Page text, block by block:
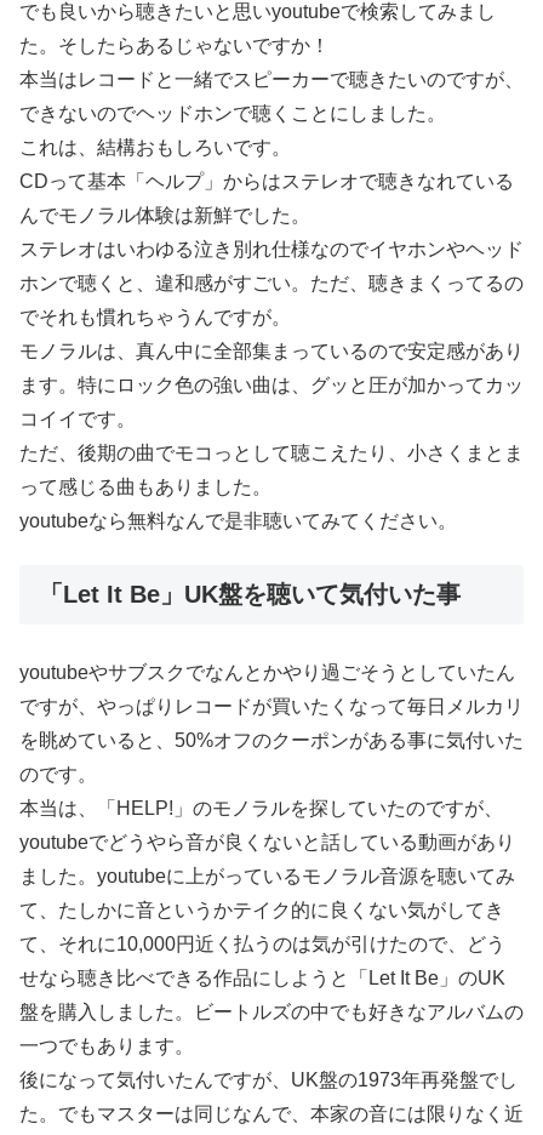
でも良いから聴きたいと思いyoutubeで検索してみまし
た。そしたらあるじゃないですか！
本当はレコードと一緒でスピーカーで聴きたいのですが、
できないのでヘッドホンで聴くことにしました。
これは、結構おもしろいです。
CDって基本「ヘルプ」からはステレオで聴きなれている
んでモノラル体験は新鮮でした。
ステレオはいわゆる泣き別れ仕様なのでイヤホンやヘッド
ホンで聴くと、違和感がすごい。ただ、聴きまくってるの
でそれも慣れちゃうんですが。
モノラルは、真ん中に全部集まっているので安定感があり
ます。特にロック色の強い曲は、グッと圧が加かってカッ
コイイです。
ただ、後期の曲でモコっとして聴こえたり、小さくまとま
って感じる曲もありました。
youtubeなら無料なんで是非聴いてみてください。
「Let It Be」UK盤を聴いて気付いた事
youtubeやサブスクでなんとかやり過ごそうとしていたん
ですが、やっぱりレコードが買いたくなって毎日メルカリ
を眺めていると、50%オフのクーポンがある事に気付いた
のです。
本当は、「HELP!」のモノラルを探していたのですが、
youtubeでどうやら音が良くないと話している動画があり
ました。youtubeに上がっているモノラル音源を聴いてみ
て、たしかに音というかテイク的に良くない気がしてき
て、それに10,000円近く払うのは気が引けたので、どう
せなら聴き比べできる作品にしようと「Let It Be」のUK
盤を購入しました。ビートルズの中でも好きなアルバムの
一つでもあります。
後になって気付いたんですが、UK盤の1973年再発盤でし
た。でもマスターは同じなんで、本家の音には限りなく近